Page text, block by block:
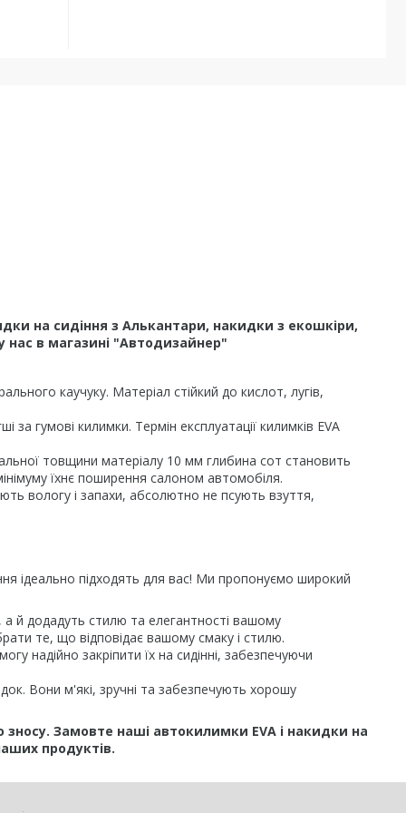
на сидіння з Алькантари, накидки з екошкіри,
нас в магазині "Автодизайнер"
каучуку. Матеріал стійкий до кислот, лугів,
гумові килимки. Термін експлуатації килимків EVA
товщини матеріалу 10 мм глибина сот становить
їхнє поширення салоном автомобіля.
вологу і запахи, абсолютно не псують взуття,
ідеально підходять для вас! Ми пропонуємо широкий
а й додадуть стилю та елегантності вашому
те, що відповідає вашому смаку і стилю.
надійно закріпити їх на сидінні, забезпечуючи
Вони м'які, зручні та забезпечують хорошу
Замовте наші автокилимки EVA і накидки на
продуктів.